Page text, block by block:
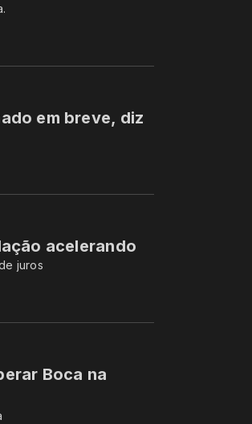
em breve, diz
acelerando
juros
Boca na